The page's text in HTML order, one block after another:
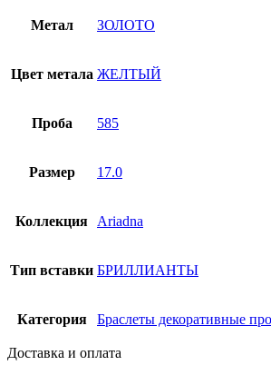
Метал ЗОЛОТО
Цвет метала ЖЕЛТЫЙ
Проба 585
Размер 17.0
Коллекция Ariadna
Тип вставки БРИЛЛИАНТЫ
Категория Браслеты декоративные
Доставка и оплата